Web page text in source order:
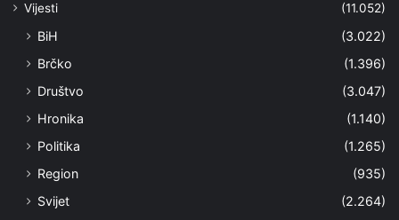
Vijesti
(11.052)
BiH
(3.022)
Brčko
(1.396)
Društvo
(3.047)
Hronika
(1.140)
Politika
(1.265)
Region
(935)
Svijet
(2.264)